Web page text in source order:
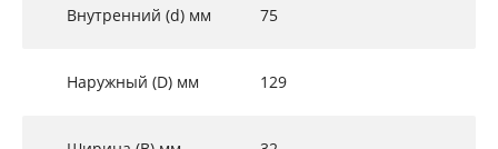
Внутренний (d) мм 75
Наружный (D) мм 129